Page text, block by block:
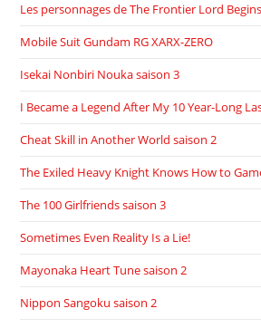
Les personnages de The Frontier Lord
Mobile Suit Gundam RG XARX-ZERO
Isekai Nonbiri Nouka saison 3
I Became a Legend After My 10 Year-Long
Cheat Skill in Another World saison 2
The Exiled Heavy Knight Knows How to
The 100 Girlfriends saison 3
Sometimes Even Reality Is a Lie!
Mayonaka Heart Tune saison 2
Nippon Sangoku saison 2